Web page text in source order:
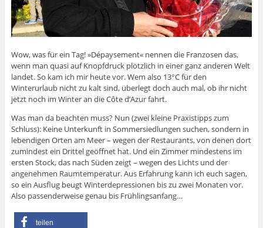
Wow, was für ein Tag! »Dépaysement« nennen die Franzosen das,
wenn man quasi auf Knopfdruck plötzlich in einer ganz anderen Welt
landet. So kam ich mir heute vor. Wem also 13°C für den
Winterurlaub nicht zu kalt sind, überlegt doch auch mal, ob ihr nicht
jetzt noch im Winter an die Côte d’Azur fahrt.
Was man da beachten muss? Nun (zwei kleine Praxistipps zum
Schluss): Keine Unterkunft in Sommersiedlungen suchen, sondern in
lebendigen Orten am Meer – wegen der Restaurants, von denen dort
zumindest ein Drittel geöffnet hat. Und ein Zimmer mindestens im
ersten Stock, das nach Süden zeigt – wegen des Lichts und der
angenehmen Raumtemperatur. Aus Erfahrung kann ich euch sagen,
so ein Ausflug beugt Winterdepressionen bis zu zwei Monaten vor.
Also passenderweise genau bis Frühlingsanfang…
teilen